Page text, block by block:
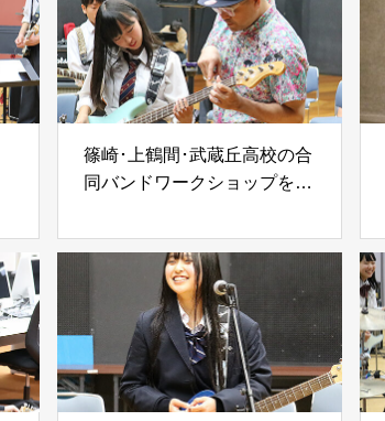
篠崎･上鶴間･武蔵丘高校の合
同バンドワークショップを実